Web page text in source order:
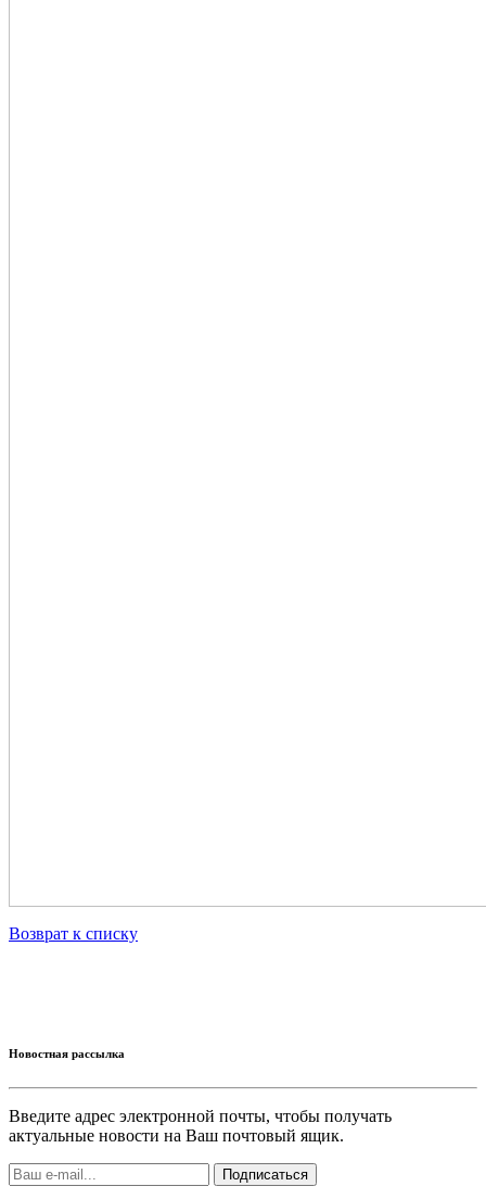
Возврат к списку
Новостная рассылка
Введите адрес электронной почты, чтобы получать
актуальные новости на Ваш почтовый ящик.
Подписаться